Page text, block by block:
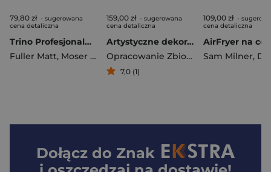
79,80 zł - sugerowana
cena detaliczna
Trino Profesjonalny przewodnik SQL w dowolnej skali, w dowolnym magazynie i w dowolnym środowisku
Fuller Matt, Moser Manfred ,Traverso Martin
159,00 zł - sugerowana
cena detaliczna
Artystyczne dekoracje tortów Autorstwa dwunastu najlepszych projektantek
Opracowanie Zbiorowe
7,0 (1)
109,00 zł -
cena detaliczna
Sam Milner, Dom
Dołącz do Znak